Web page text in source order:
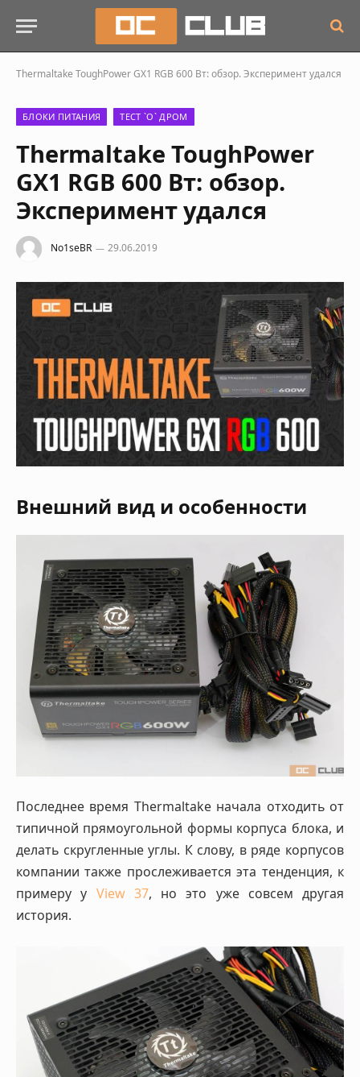
Thermaltake ToughPower GX1 RGB 600 Вт: обзор. Эксперимент удался
БЛОКИ ПИТАНИЯ ТЕСТ `О` ДРОМ
Thermaltake ToughPower
GX1 RGB 600 Вт: обзор.
Эксперимент удался
No1seBR 29.06.2019
Внешний вид и особенности
Последнее время Thermaltake начала отходить от
типичной прямоугольной формы корпуса блока, и
делать скругленные углы. К слову, в ряде корпусов
компании также прослеживается эта тенденция, к
примеру у View 37, но это уже совсем другая
история.